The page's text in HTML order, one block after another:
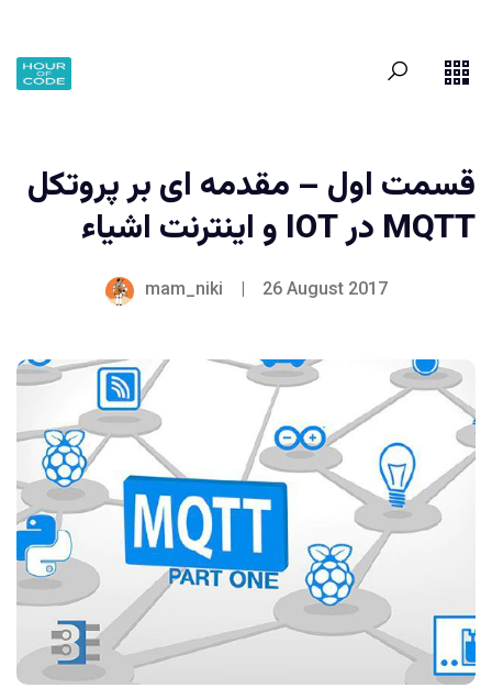
قسمت اول – مقدمه ای بر پروتکل
MQTT در IOT و اینترنت اشیاء
mam_niki | 26 August 2017